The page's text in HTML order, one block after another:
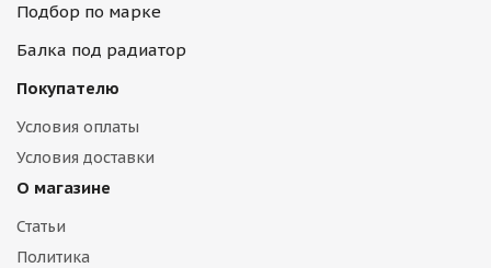
Подбор по марке
Балка под радиатор
Покупателю
Условия оплаты
Условия доставки
О магазине
Статьи
Политика